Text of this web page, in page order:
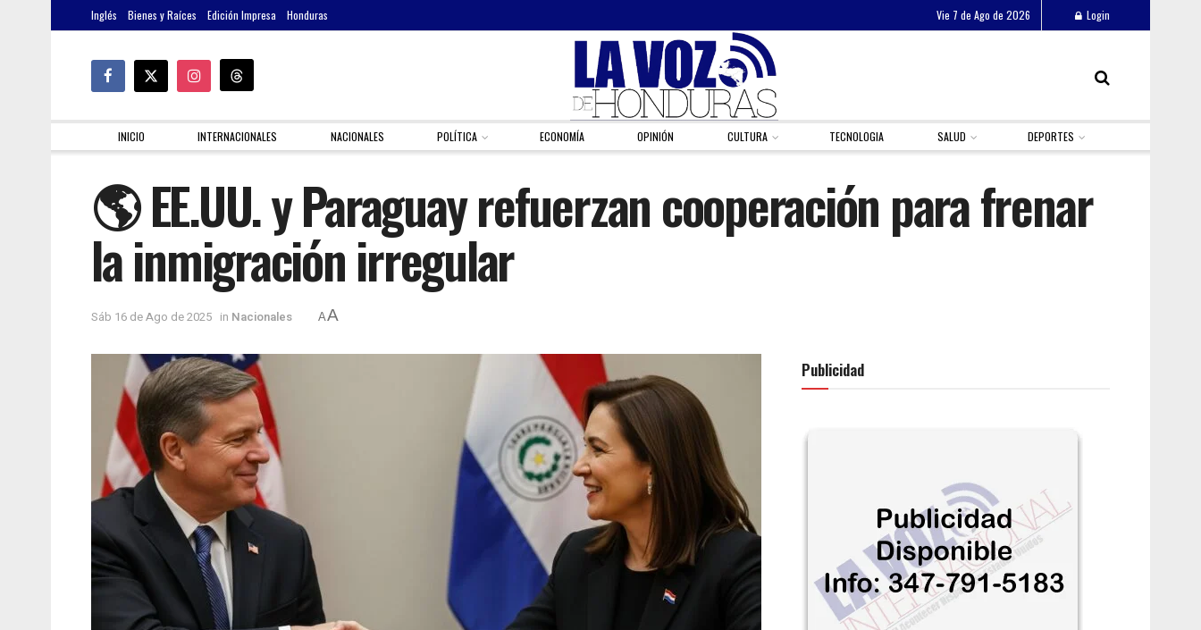
Inglés Bienes y Raíces Edición Impresa Honduras Vie 7 de Ago de 2026 Login
INICIO INTERNACIONALES NACIONALES POLÍTICA ECONOMÍA OPINIÓN CULTURA TECNOLOGIA SALUD DEPORTES
🌎 EE.UU. y Paraguay refuerzan cooperación para frenar
la inmigración irregular
Sáb 16 de Ago de 2025 in Nacionales AA
Publicidad